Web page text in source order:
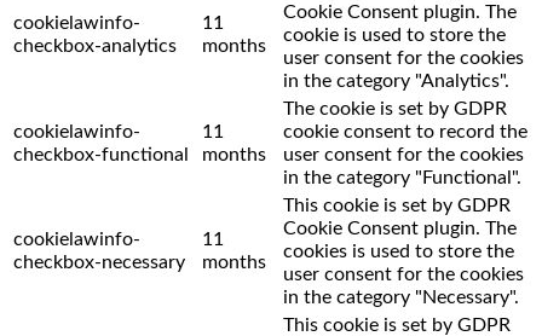
cookielawinfo-
checkbox-analytics
11
months
Cookie Consent plugin. The
cookie is used to store the
user consent for the cookies
in the category "Analytics".
cookielawinfo-
checkbox-functional
11
months
The cookie is set by GDPR
cookie consent to record the
user consent for the cookies
in the category "Functional".
cookielawinfo-
checkbox-necessary
11
months
This cookie is set by GDPR
Cookie Consent plugin. The
cookies is used to store the
user consent for the cookies
in the category "Necessary".
This cookie is set by GDPR